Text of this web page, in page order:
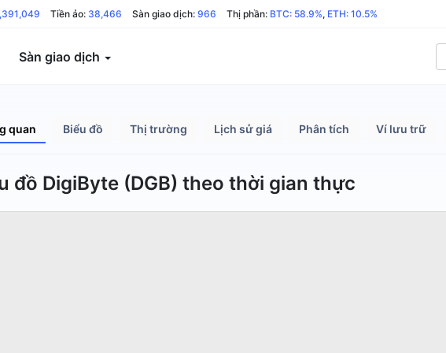
Tiền ảo: 38,466 Sàn giao dịch: 966 Thị phần: BTC: 58.9%, ETH: 10.5%
Sàn giao dịch
quan Biểu đồ Thị trường Lịch sử giá Phân tích Ví lưu trữ
đồ DigiByte (DGB) theo thời gian thực